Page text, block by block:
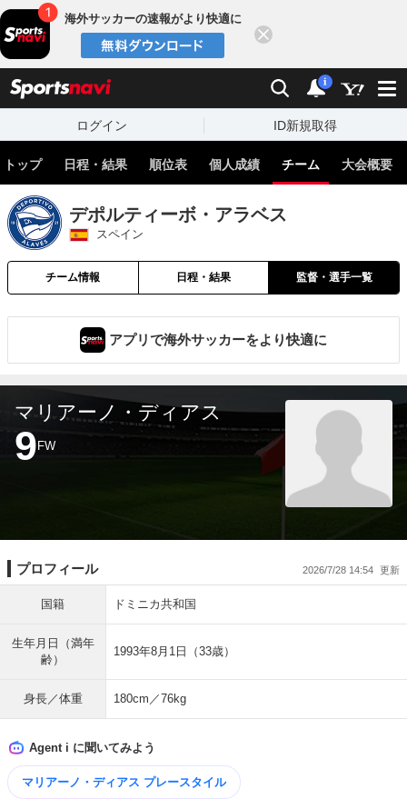
海外サッカーの速報がより快適に
検索 通知
i
ログイン ID新規取得
トップ 日程・結果 順位表 個人成績 チーム 大会概要
デポルティーボ・アラベス
スペイン
チーム情報 日程・結果 監督・選手一覧
アプリで海外サッカーをより快適に
マリアーノ・ディアス
9 FW
プロフィール 2026/7/28 14:54
国籍 ドミニカ共和国
生年月日（満年
齢）
1993年8月1日（33歳）
身長／体重 180cm／76kg
Agent i に聞いてみよう
マリアーノ・ディアス プレースタイル